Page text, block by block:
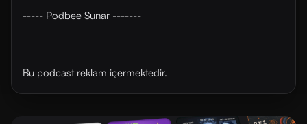
----- Podbee Sunar -------
Bu podcast reklam içermektedir.